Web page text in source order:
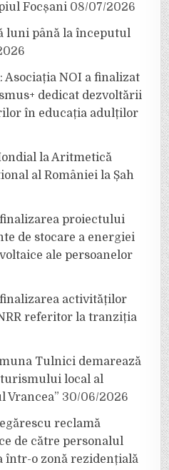
Focșani 08/07/2026
luni până la începutul
Asociația NOI a finalizat
dedicat dezvoltării
în educația adulților
la Aritmetică
al României la Șah
proiectului
de stocare a energiei
ale persoanelor
activităților
referitor la tranziția
Tulnici demarează
local al
Vrancea” 30/06/2026
reclamă
de către personalul
într-o zonă rezidențială